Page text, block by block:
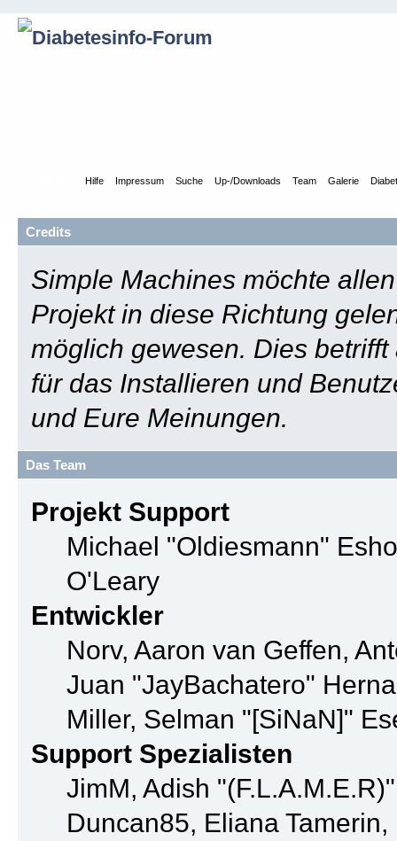
Hilfe Impressum Suche Up-/Downloads Team Galerie
Credits
Simple Machines möchte
Projekt in diese Richtung
möglich gewesen. Dies
für das Installieren und
und Eure Meinungen.
Das Team
Projekt Support
Michael "Oldiesmann"
O'Leary
Entwickler
Norv, Aaron van Geffen,
Juan "JayBachatero"
Miller, Selman "[SiNaN]"
Support Spezialisten
JimM, Adish
Duncan85, Eliana